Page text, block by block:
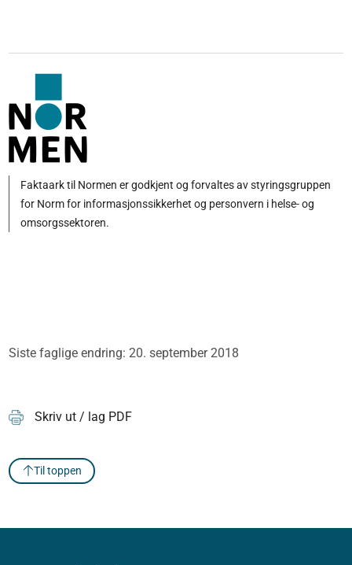
Faktaark til Normen er godkjent og forvaltes av styringsgruppen
for Norm for informasjonssikkerhet og personvern i helse- og
omsorgssektoren.
Siste faglige endring: 20. september 2018
Skriv ut / lag PDF
Til toppen